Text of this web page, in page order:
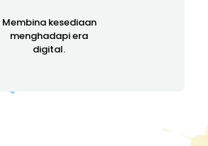
Membina kesediaan
menghadapi era
digital.